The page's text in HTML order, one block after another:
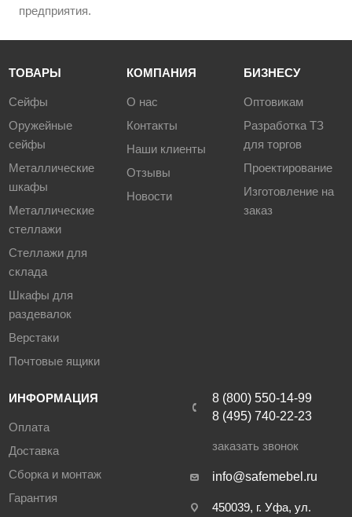
предприятия.
ТОВАРЫ
Сейфы
Оружейные
сейфы
Металлические
шкафы
Металлические
стеллажи
Стеллажи для
склада
Шкафы для
раздевалок
Верстаки
Почтовые ящики
КОМПАНИЯ
О нас
Контакты
Наши клиенты
Отзывы
Новости
БИЗНЕСУ
Оптовикам
Разработка ТЗ
для торгов
Проектирование
Изготовление на
заказ
ИНФОРМАЦИЯ
Оплата
Доставка
Сборка и монтаж
Гарантия
8 (800) 550-14-99
8 (495) 740-22-23
заказать звонок
info@safemebel.ru
450039, г. Уфа, ул.